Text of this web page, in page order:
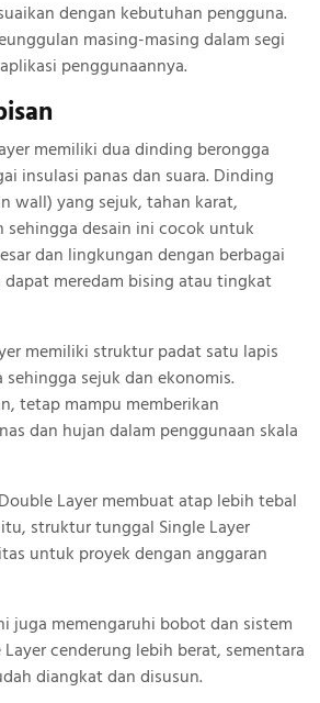
dengan kebutuhan pengguna.
masing-masing dalam segi
penggunaannya.
memiliki dua dinding berongga
insulasi panas dan suara. Dinding
wall) yang sejuk, tahan karat,
sehingga desain ini cocok untuk
dan lingkungan dengan berbagai
dapat meredam bising atau tingkat
memiliki struktur padat satu lapis
sejuk dan ekonomis.
tetap mampu memberikan
dan hujan dalam penggunaan skala
Layer membuat atap lebih tebal
struktur tunggal Single Layer
untuk proyek dengan anggaran
juga memengaruhi bobot dan sistem
cenderung lebih berat, sementara
diangkat dan disusun.